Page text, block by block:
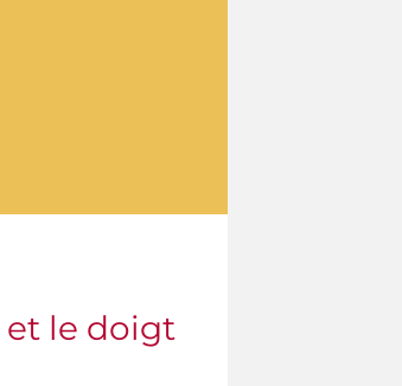
et le doigt